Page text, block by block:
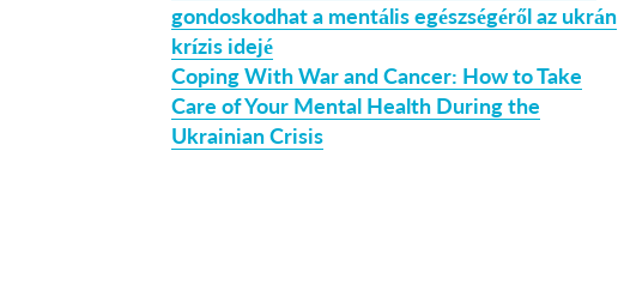
gondoskodhat a mentális egészségéről az ukrán
krízis idejé
Coping With War and Cancer: How to Take
Care of Your Mental Health During the
Ukrainian Crisis